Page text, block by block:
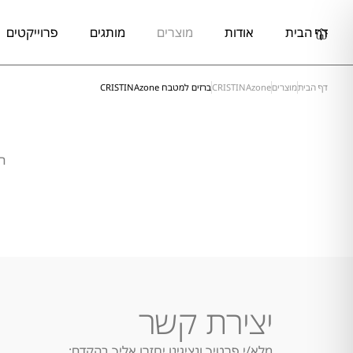
דף הבית אודות מוצרים מותגים פרוייקטים
דף הביתמוצריםCRISTINAzoneברזים למטבח CRISTINAzone
יצירת קשר